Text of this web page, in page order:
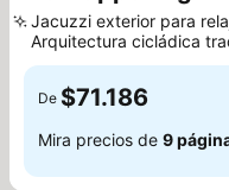
Jacuzzi exterior para
Arquitectura cicládica
De $71.186
Mira precios de 9